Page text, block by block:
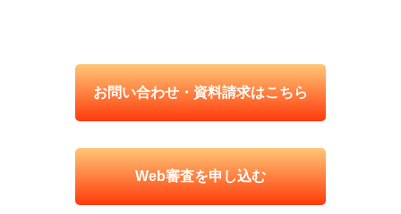
お問い合わせ・資料請求はこちら
Web審査を申し込む